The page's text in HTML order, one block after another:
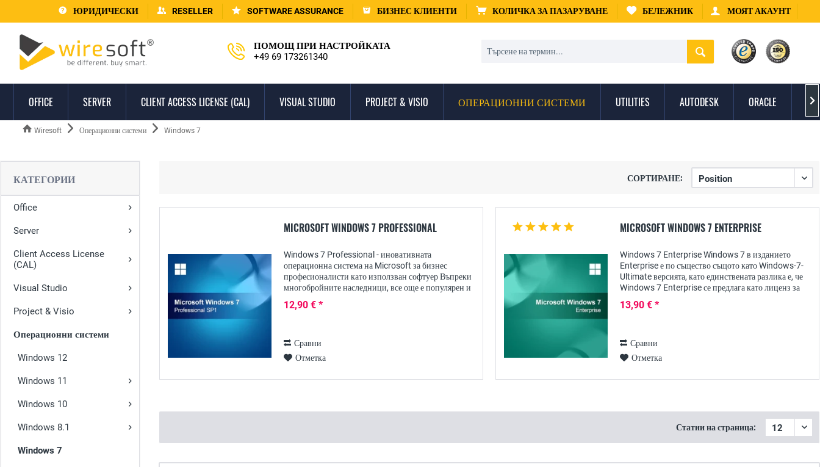
ЮРИДИЧЕСКИ RESELLER SOFTWARE ASSURANCE БИЗНЕС КЛИЕНТИ КОЛИЧКА ЗА ПАЗАРУВАНЕ БЕЛЕЖНИК МОЯТ АКАУНТ
ПОМОЩ ПРИ НАСТРОЙКАТА
+49 69 173261340
OFFICE SERVER CLIENT ACCESS LICENSE (CAL) VISUAL STUDIO PROJECT & VISIO ОПЕРАЦИОННИ СИСТЕМИ UTILITIES AUTODESK ORACLE 
Wiresoft Операционни системи Windows 7
КАТЕГОРИИ
Office
Server
Client Access License
(CAL)
Visual Studio
Project & Visio
Операционни системи
Windows 12
Windows 11
Windows 10
Windows 8.1
Windows 7
СОРТИРАНЕ:
MICROSOFT WINDOWS 7 PROFESSIONAL
Windows 7 Professional - иновативната
операционна система на Microsoft за бизнес
професионалисти като използван софтуер Въпреки
многобройните наследници, все още е популярен и
Professional работи на...
12,90 € *
Сравни
Отметка
MICROSOFT WINDOWS 7 ENTERPRISE
Windows 7 Enterprise Windows 7 в изданието
Enterprise е по същество същото като Windows-7-
Ultimate версията, като единствената разлика е, че
Windows 7 Enterprise се предлага като лиценз за
големи...
13,90 € *
Сравни
Отметка
Статии на страница: